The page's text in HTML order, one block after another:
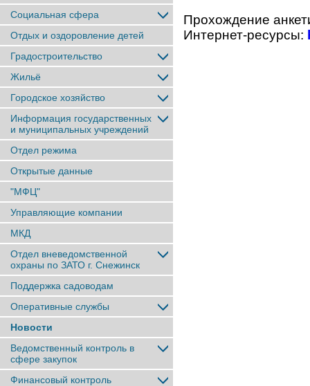
Социальная сфера
Отдых и оздоровление детей
Градостроительство
Жильё
Городское хозяйство
Информация государственных
и муниципальных учреждений
Отдел режима
Открытые данные
"МФЦ"
Управляющие компании
МКД
Отдел вневедомственной
охраны по ЗАТО г. Снежинск
Поддержка садоводам
Оперативные службы
Новости
Ведомственный контроль в
сфере закупок
Финансовый контроль
Прохождение
Интернет-ресурсы: